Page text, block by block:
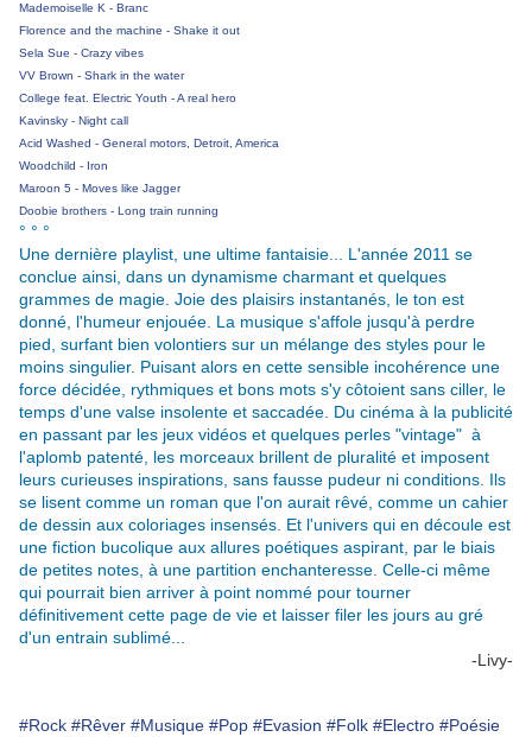
Mademoiselle K - Branc
Florence and the machine - Shake it out
Sela Sue - Crazy vibes
VV Brown - Shark in the water
College feat. Electric Youth - A real hero
Kavinsky - Night call
Acid Washed - General motors, Detroit, America
Woodchild - Iron
Maroon 5 - Moves like Jagger
Doobie brothers - Long train running
° ° °
Une dernière playlist, une ultime fantaisie... L'année 2011 se
conclue ainsi, dans un dynamisme charmant et quelques
grammes de magie. Joie des plaisirs instantanés, le ton est
donné, l'humeur enjouée. La musique s'affole jusqu'à perdre
pied, surfant bien volontiers sur un mélange des styles pour le
moins singulier. Puisant alors en cette sensible incohérence une
force décidée, rythmiques et bons mots s'y côtoient sans ciller, le
temps d'une valse insolente et saccadée. Du cinéma à la publicité
en passant par les jeux vidéos et quelques perles "vintage" à
l'aplomb patenté, les morceaux brillent de pluralité et imposent
leurs curieuses inspirations, sans fausse pudeur ni conditions. Ils
se lisent comme un roman que l'on aurait rêvé, comme un cahier
de dessin aux coloriages insensés. Et l'univers qui en découle est
une fiction bucolique aux allures poétiques aspirant, par le biais
de petites notes, à une partition enchanteresse. Celle-ci même
qui pourrait bien arriver à point nommé pour tourner
définitivement cette page de vie et laisser filer les jours au gré
d'un entrain sublimé...
-Livy-
#Rock #Rêver #Musique #Pop #Evasion #Folk #Electro #Poésie